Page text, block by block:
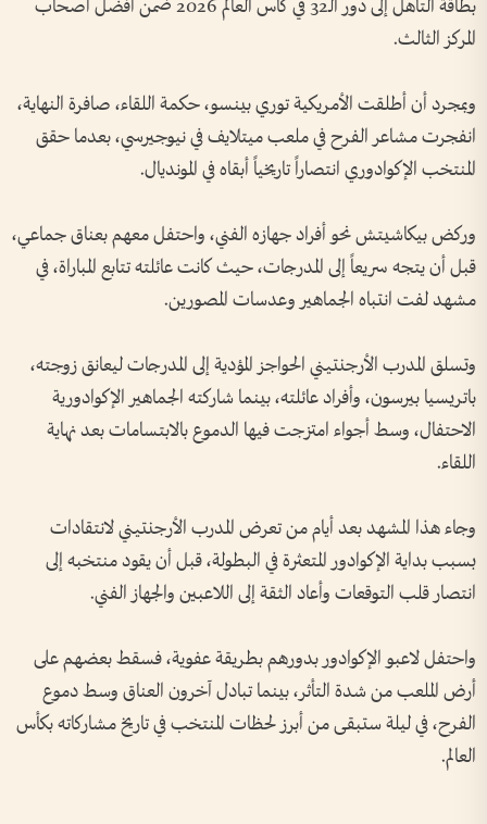
بطاقة التأهل إلى دور الـ32 في كأس العالم 2026 ضمن أفضل أصحاب
المركز الثالث.
وبمجرد أن أطلقت الأمريكية توري بينسو، حكمة اللقاء، صافرة النهاية،
انفجرت مشاعر الفرح في ملعب ميتلايف في نيوجيرسي، بعدما حقق
المنتخب الإكوادوري انتصاراً تاريخياً أبقاه في المونديال.
وركض بيكاشيتش نحو أفراد جهازه الفني، واحتفل معهم بعناق جماعي،
قبل أن يتجه سريعاً إلى المدرجات، حيث كانت عائلته تتابع المباراة، في
مشهد لفت انتباه الجماهير وعدسات المصورين.
وتسلق المدرب الأرجنتيني الحواجز المؤدية إلى المدرجات ليعانق زوجته،
باتريسيا بيرسون، وأفراد عائلته، بينما شاركته الجماهير الإكوادورية
الاحتفال، وسط أجواء امتزجت فيها الدموع بالابتسامات بعد نهاية
اللقاء.
وجاء هذا المشهد بعد أيام من تعرض المدرب الأرجنتيني لانتقادات
بسبب بداية الإكوادور المتعثرة في البطولة، قبل أن يقود منتخبه إلى
انتصار قلب التوقعات وأعاد الثقة إلى اللاعبين والجهاز الفني.
واحتفل لاعبو الإكوادور بدورهم بطريقة عفوية، فسقط بعضهم على
أرض الملعب من شدة التأثر، بينما تبادل آخرون العناق وسط دموع
الفرح، في ليلة ستبقى من أبرز لحظات المنتخب في تاريخ مشاركاته بكأس
العالم.